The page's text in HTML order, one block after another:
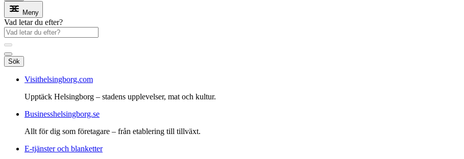
Meny
Vad letar du efter?
Sök
Visithelsingborg.com
Upptäck Helsingborg – stadens upplevelser, mat och kultur.
Businesshelsingborg.se
Allt för dig som företagare – från etablering till tillväxt.
E-tjänster och blanketter